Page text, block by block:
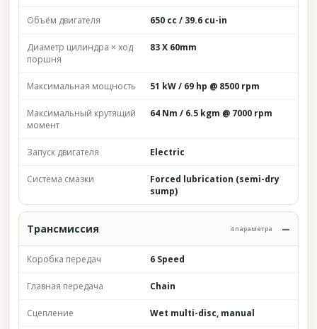
Объём двигателя 650 cc / 39.6 cu-in
Диаметр цилиндра × ход
поршня
83 X 60mm
Максимальная мощность 51 kW / 69 hp @ 8500 rpm
Максимальный крутящий
момент
64 Nm / 6.5 kgm @ 7000 rpm
Запуск двигателя Electric
Система смазки
Forced lubrication (semi-dry
sump)
Трансмиссия 4 параметра
Коробка передач 6 Speed
Главная передача Chain
Сцепление Wet multi-disc, manual